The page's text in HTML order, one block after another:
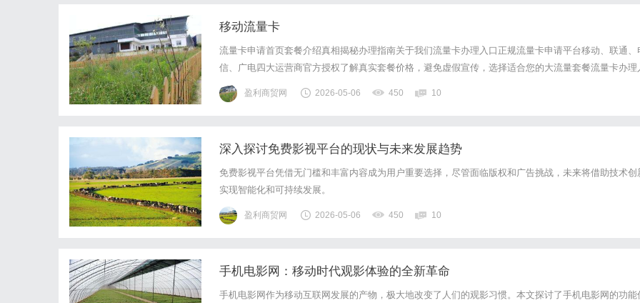
移动流量卡
流量卡申请首页套餐介绍真相揭秘办理指南关于我们流量卡办理入口正规流量卡申请平台移动、联通、
信、广电四大运营商官方授权了解真实套餐价格，避免虚假宣传，选择适合您的大流量套餐流量卡办理
口⚠️关于"19元流量卡"和"9元流量卡"的真相市面上宣传的"19元无限流量卡"和"9.9元360G流量卡"并不存
在！这些价格通常是包含了话费补贴、返现优惠后的结果，实际套餐月...
盈利商贸网 2026-05-06 450 10
深入探讨免费影视平台的现状与未来发展趋势
免费影视平台凭借无门槛和丰富内容成为用户重要选择，尽管面临版权和广告挑战，未来将借助技术创
实现智能化和可持续发展。
盈利商贸网 2026-05-06 450 10
手机电影网：移动时代观影体验的全新革命
手机电影网作为移动互联网发展的产物，极大地改变了人们的观影习惯。本文探讨了手机电影网的功能